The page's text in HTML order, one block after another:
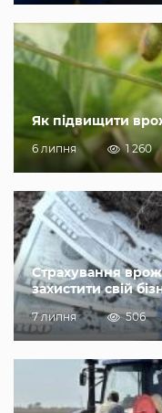
Як підвищити
6 липня 1 260
Страхування
захистити свій
7 липня 506